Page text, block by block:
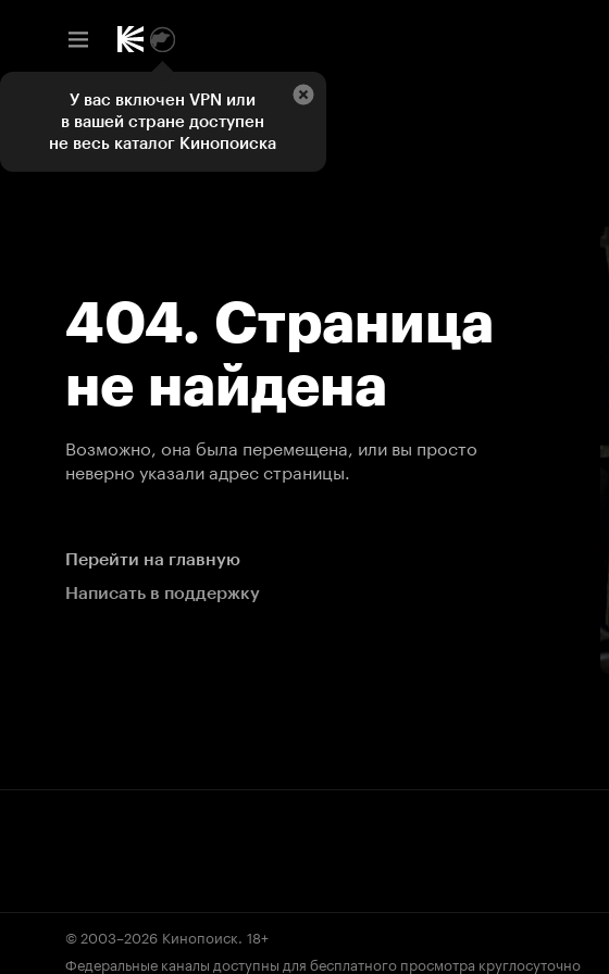
404. Страница
не найдена
Возможно, она была перемещена, или вы просто
неверно указали адрес страницы.
Перейти на главную
Написать в поддержку
© 2003–2026 Кинопоиск. 18+
Федеральные каналы доступны для бесплатного просмотра круглосуточно
У вас включен VPN или
в вашей стране доступен
не весь каталог Кинопоиска